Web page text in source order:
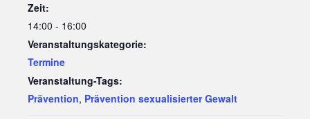
Zeit:
14:00 - 16:00
Veranstaltungskategorie:
Termine
Veranstaltung-Tags:
Prävention, Prävention sexualisierter Gewalt